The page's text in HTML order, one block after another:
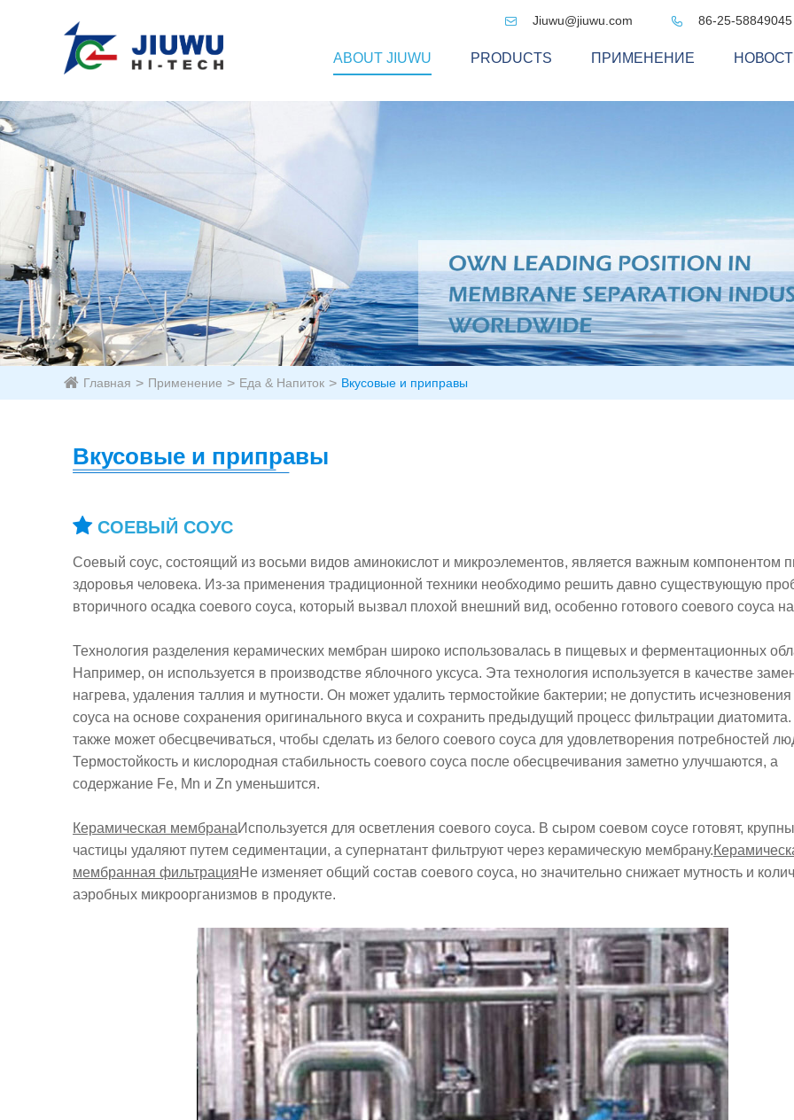
 Jiuwu@jiuwu.com  86-25-
ABOUT JIUWU PRODUCTS ПРИМЕНЕНИЕ
Главная Применение Еда & Напиток Вкусовые и приправы
Вкусовые и приправы
СОЕВЫЙ СОУС
Соевый соус, состоящий из восьми видов аминокислот и микроэлементов, является важным компонентом
здоровья человека. Из-за применения традиционной техники необходимо решить давно существующую
вторичного осадка соевого соуса, который вызвал плохой внешний вид, особенно готового соевого соуса
Технология разделения керамических мембран широко использовалась в пищевых и ферментационных
Например, он используется в производстве яблочного уксуса. Эта технология используется в качестве
нагрева, удаления таллия и мутности. Он может удалить термостойкие бактерии; не допустить исчезновения
соуса на основе сохранения оригинального вкуса и сохранить предыдущий процесс фильтрации
также может обесцвечиваться, чтобы сделать из белого соевого соуса для удовлетворения потребностей
Термостойкость и кислородная стабильность соевого соуса после обесцвечивания заметно улучшаются, а
содержание Fe, Mn и Zn уменьшится.
Керамическая мембранаИспользуется для осветления соевого соуса. В сыром соевом соусе готовят,
частицы удаляют путем седиментации, а супернатант фильтруют через керамическую мембрану.
мембранная фильтрацияНе изменяет общий состав соевого соуса, но значительно снижает мутность и
аэробных микроорганизмов в продукте.